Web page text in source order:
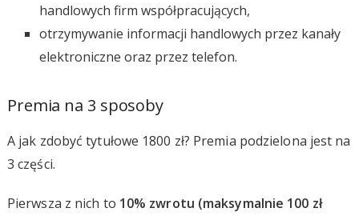
handlowych firm współpracujących,
otrzymywanie informacji handlowych przez kanały
elektroniczne oraz przez telefon.
Premia na 3 sposoby
A jak zdobyć tytułowe 1800 zł? Premia podzielona jest na
3 części.
Pierwsza z nich to 10% zwrotu (maksymalnie 100 zł